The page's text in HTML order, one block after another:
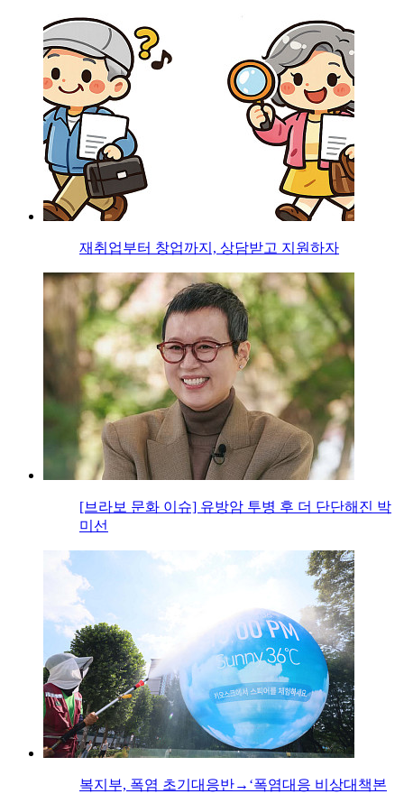
재취업부터 창업까지, 상담받고 지원하자
[브라보 문화 이슈] 유방암 투병 후 더 단단해진 박
미선
복지부, 폭염 초기대응반→‘폭염대응 비상대책본